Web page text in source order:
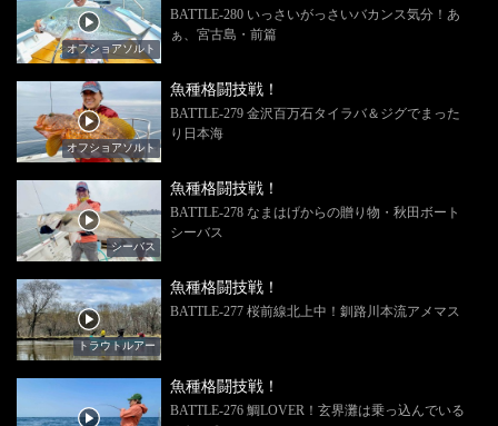
オフショアソルト
BATTLE-280 いっさいがっさいバカンス気分！あ
ぁ、宮古島・前篇
オフショアソルト
魚種格闘技戦！
BATTLE-279 金沢百万石タイラバ＆ジグでまった
り日本海
シーバス
魚種格闘技戦！
BATTLE-278 なまはげからの贈り物・秋田ボート
シーバス
トラウトルアー
魚種格闘技戦！
BATTLE-277 桜前線北上中！釧路川本流アメマス
魚種格闘技戦！
BATTLE-276 鯛LOVER！玄界灘は乗っ込んでいる